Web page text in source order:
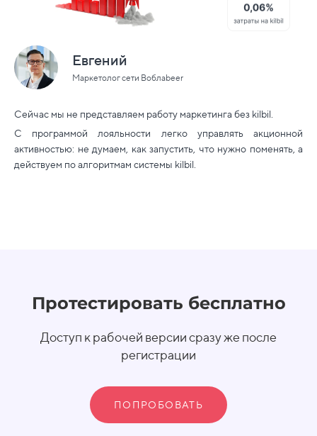
Евгений
Маркетолог сети Воблаbeer
Сейчас мы не представляем работу маркетинга без kilbil.
С программой лояльности легко управлять акционной
активностью: не думаем, как запустить, что нужно поменять, а
действуем по алгоритмам системы kilbil.
Протестировать бесплатно
Доступ к рабочей версии сразу же после
регистрации
ПОПРОБОВАТЬ